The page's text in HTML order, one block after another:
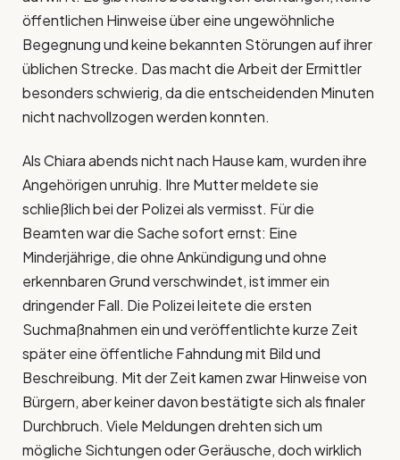
öffentlichen Hinweise über eine ungewöhnliche
Begegnung und keine bekannten Störungen auf ihrer
üblichen Strecke. Das macht die Arbeit der Ermittler
besonders schwierig, da die entscheidenden Minuten
nicht nachvollzogen werden konnten.
Als Chiara abends nicht nach Hause kam, wurden ihre
Angehörigen unruhig. Ihre Mutter meldete sie
schließlich bei der Polizei als vermisst. Für die
Beamten war die Sache sofort ernst: Eine
Minderjährige, die ohne Ankündigung und ohne
erkennbaren Grund verschwindet, ist immer ein
dringender Fall. Die Polizei leitete die ersten
Suchmaßnahmen ein und veröffentlichte kurze Zeit
später eine öffentliche Fahndung mit Bild und
Beschreibung. Mit der Zeit kamen zwar Hinweise von
Bürgern, aber keiner davon bestätigte sich als finaler
Durchbruch. Viele Meldungen drehten sich um
mögliche Sichtungen oder Geräusche, doch wirklich